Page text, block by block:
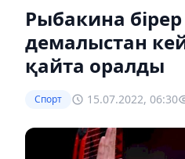
Рыбакина бірер
демалыстан
қайта оралды
Спорт 15.07.2022, 06:30